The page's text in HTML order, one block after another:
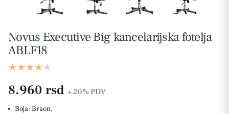
Novus Executive Big kancelarijska fotelja
ABLF18
8.960 rsd + 20% PDV
Boja: Braon.